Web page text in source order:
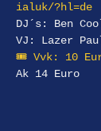
ialuk/?hl=de
DJ´s: Ben
VJ: Lazer
🎟️ Vvk: 10
Ak 14 Euro